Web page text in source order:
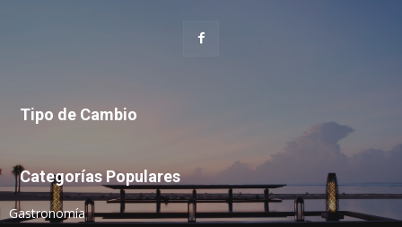
Tipo de Cambio
Categorías Populares
Gastronomía